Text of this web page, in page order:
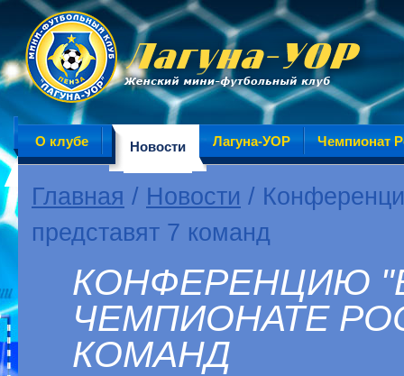
О клубе Новости Лагуна-УОР Чемпионат
Главная / Новости /
представят 7 команд
КОНФЕРЕНЦИЮ
ЧЕМПИОНАТЕ
КОМАНД